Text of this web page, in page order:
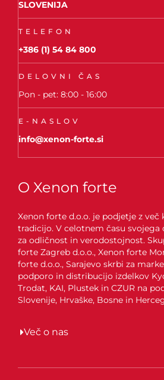
SLOVENIJA
TELEFON
+386 (1) 54 84 800
DELOVNI ČAS
Pon - pet: 8:00 - 16:00
E-NASLOV
info@xenon-forte.si
O Xenon forte
Xenon forte d.o.o. je podjetje z več
tradicijo. V celotnem času svojega
za odličnost in verodostojnost.
forte Zagreb d.o.o., Xenon forte
forte d.o.o., Sarajevo skrbi za
podporo in distribucijo izdelkov
Trodat, KAI, Plustek in CZUR na
Slovenije, Hrvaške, Bosne in
Več o nas